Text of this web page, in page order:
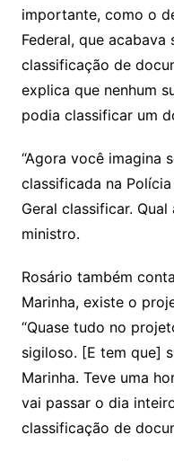
importante, como o
Federal, que
classificação de
explica que nenhum
podia classificar um
“Agora você imagina
classificada na
Geral classificar. Qual
ministro.
Rosário também
Marinha, existe o
“Quase tudo no
sigiloso. [E tem que]
Marinha. Teve uma
vai passar o dia
classificação de